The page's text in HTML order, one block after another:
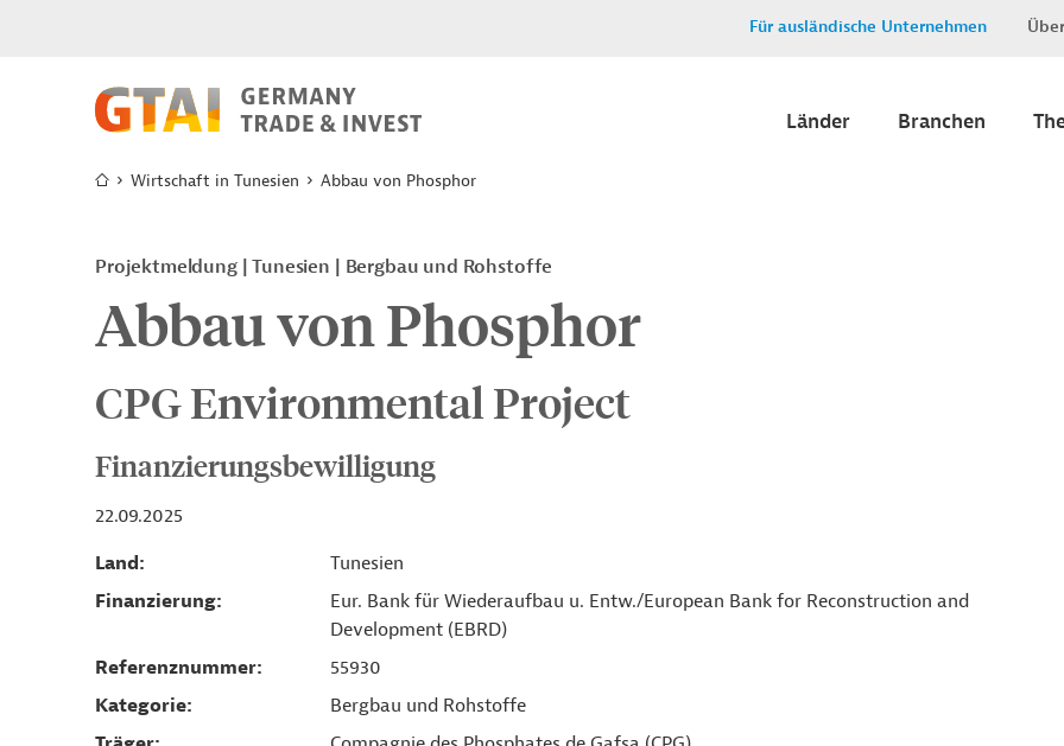
Für ausländische Unternehmen
Länder Branchen
Wirtschaft in Tunesien Abbau von Phosphor
Projektmeldung Tunesien Bergbau und Rohstoffe
Abbau von Phosphor
CPG Environmental Project
Finanzierungsbewilligung
22.09.2025
Land
Tunesien
Finanzierung
Eur. Bank für Wiederaufbau u. Entw./European Bank for Reconstruction and
Development (EBRD)
Referenznummer
55930
Kategorie
Bergbau und Rohstoffe